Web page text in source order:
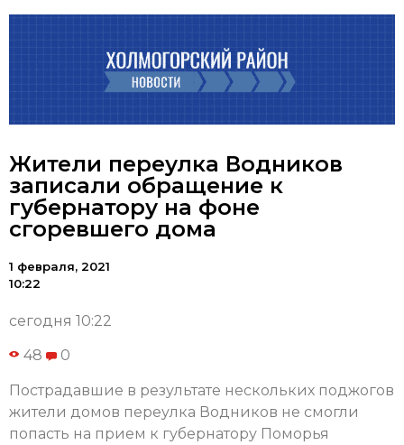
Жители переулка Водников
записали обращение к
губернатору на фоне
сгоревшего дома
1 февраля, 2021
10:22
сегодня 10:22
48 0
Пострадавшие в результате нескольких поджогов
жители домов переулка Водников не смогли
попасть на прием к губернатору Поморья